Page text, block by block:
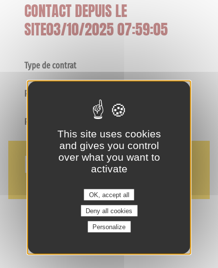
CONTACT DEPUIS LE
SITE03/10/2025 07:59:05
Type de contrat
Poste
Profil
NOS AVANTAGES
je suis intéressé(e) !
This site uses cookies
and gives you control
over what you want to
activate
OK, accept all
Deny all cookies
Personalize